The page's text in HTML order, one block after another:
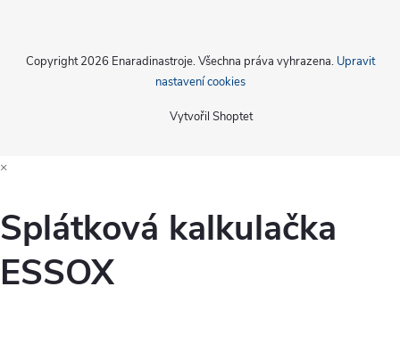
Vytvořil Shoptet
Copyright 2026 Enaradinastroje. Všechna práva vyhrazena. Upravit
nastavení cookies
×
Splátková kalkulačka
ESSOX